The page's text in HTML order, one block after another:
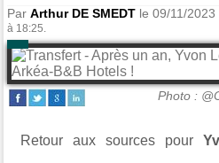
ParArthur DE SMEDT le 09/11/2023
à 18:25.
Photo :
Retour aux sources pour